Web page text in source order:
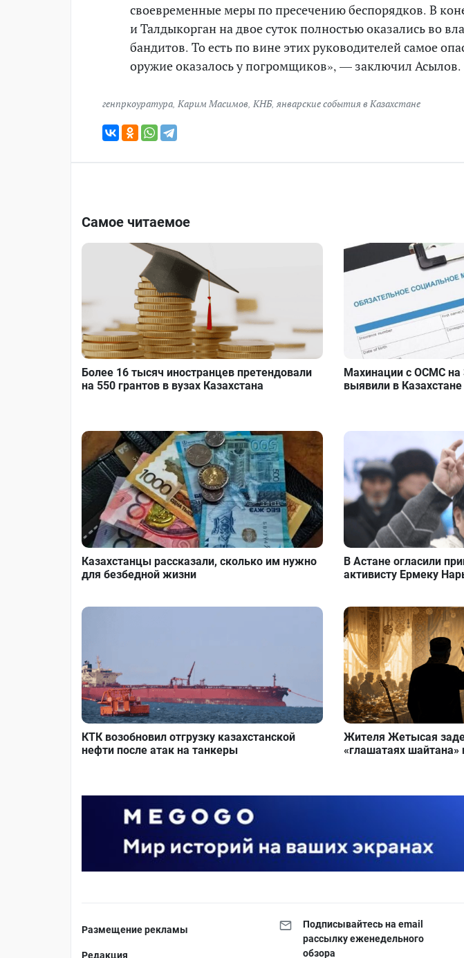
своевременные меры по пресечению беспорядков. В
и Талдыкорган на двое суток полностью оказались во
бандитов. То есть по вине этих руководителей самое
оружие оказалось у погромщиков», — заключил Асылов.
генпркоуратура Карим Масимов КНБ, январские события в Казахстане
Самое читаемое
Более 16 тысяч иностранцев претендовали
на 550 грантов в вузах Казахстана
Махинации с ОСМС на
выявили в Казахстане
Казахстанцы рассказали, сколько им нужно
для безбедной жизни
В Астане огласили
активисту Ермеку
КТК возобновил отгрузку казахстанской
нефти после атак на танкеры
Жителя Жетысая
«глашатаях шайтана»
Размещение рекламы
Редакция
Подписывайтесь на email
рассылку еженедельного
обзора